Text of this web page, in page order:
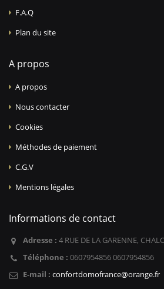
F.A.Q
Plan du site
A propos
A propos
Nous contacter
Cookies
Méthodes de paiement
C.G.V
Mentions légales
Informations de contact
Adresse : 4 RUE DE LA GARENNE,
Téléphone : 0607954856 0607954856
E-mail : confortdomofrance@orange.fr